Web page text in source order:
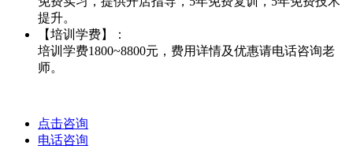
提升。
【培训学费】：
培训学费1800~8800元，费用详情及优惠请电话咨询老
师。
点击咨询
电话咨询